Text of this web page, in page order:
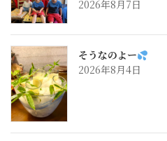
2026年8月7日
そうなのよー
2026年8月4日